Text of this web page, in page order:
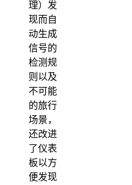
理）发
现而自
动生成
信号的
检测规
则以及
不可能
的旅行
场景，
还改进
了仪表
板以方
便发现